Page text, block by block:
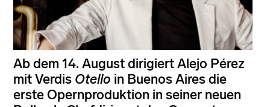
Ab dem 14. August dirigiert Alejo Pérez
mit Verdis Otello in Buenos Aires die
erste Opernproduktion in seiner neuen